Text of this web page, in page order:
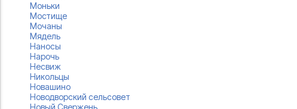
Моньки
Мостище
Мочаны
Мядель
Наносы
Нарочь
Несвиж
Никольцы
Новашино
Новодворский сельсовет
Новый Свержень